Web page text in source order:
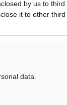
by us to
it to other third
data.